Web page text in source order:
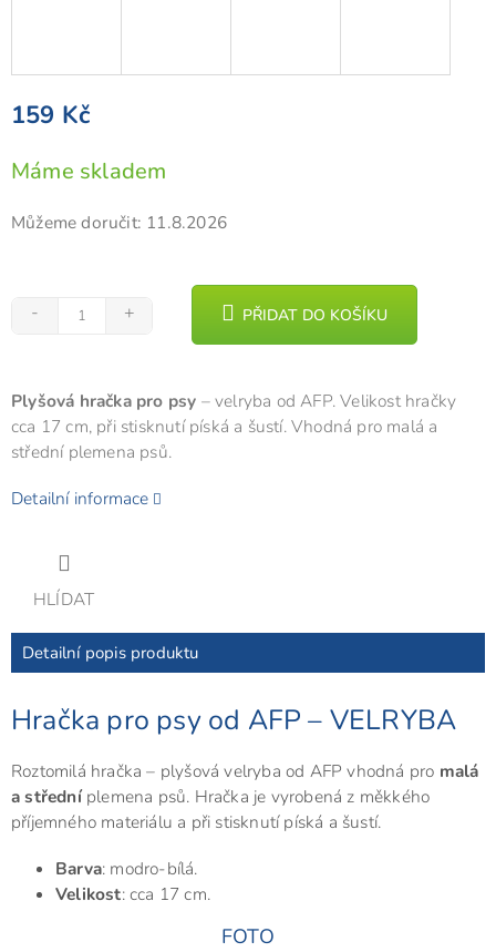
159 Kč
Měrná
cena:
Máme skladem
Můžeme doručit: 11.8.2026
PŘIDAT DO KOŠÍKU
Plyšová hračka pro psy – velryba od AFP. Velikost hračky
cca 17 cm, při stisknutí píská a šustí. Vhodná pro malá a
střední plemena psů.
Detailní informace
HLÍDAT
Detailní popis produktu
Hračka pro psy od AFP – VELRYBA
Roztomilá hračka – plyšová velryba od AFP vhodná pro malá
a středníplemena psů. Hračka je vyrobená z měkkého
příjemného materiálu a při stisknutí píská a šustí.
Barva: modro-bílá.
Velikost: cca 17 cm.
FOTO